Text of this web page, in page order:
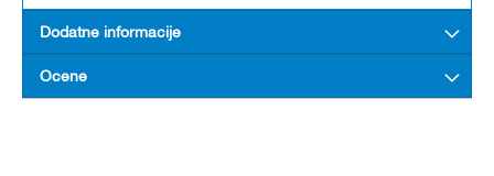
Dodatne informacije
Ocene